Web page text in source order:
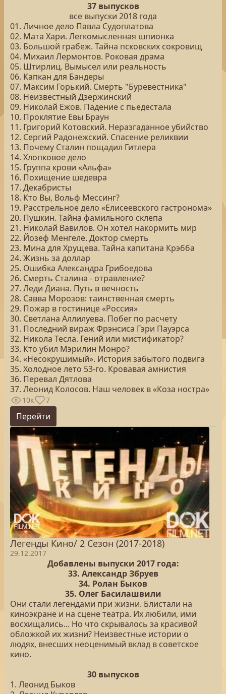
37 выпусков
все выпуски 2018 года
01. Личное дело Павла Судоплатова
02. Мата Хари. Легкомысленная шпионка
03. Большой грабеж. Тайна псковских сокровищ
04. Михаил Лермонтов. Роковая драма
05. Штирлиц. Вымысел или реальность
06. Капкан для Бандеры
07. Максим Горький. Смерть "Буревестника"
08. Неизвестный Дзержинский
09. Николай Ежов. Падение с пьедестала
10. Проклятие Евы Браун
11. Григорий Котовский. Неразгаданное убийство
12. Сергий Радонежский. Спасение реликвии
13. Почему Сталин пощадил Гитлера
14. Хлопковое дело
15. Группа крови «Альфа»
16. Похищение шедевра
17. Декабристы
18. Кто Вы, Вольф Мессинг?
19. Расстрельное дело «Елисеевского гастронома»
20. Пушкин. Тайна фамильного склепа
21. Николай Вавилов. Он хотел накормить мир
22. Йозеф Менгеле. Доктор смерть
23. Мина для Хрущева. Тайна капитана Крэбба
24. Жизнь за доллар
25. Ошибка Александра Грибоедова
26. Смерть Сталина - отравление?
27. Леди Диана. Путь в вечность
28. Савва Морозов: таинственная смерть
29. Пожар в гостинице «Россия»
30. Светлана Аллилуева. Побег по расчету
31. Последний вираж Фрэнсиса Гэри Пауэрса
32. Никола Тесла. Гений или мистификатор?
33. Кто убил Мэрилин Монро?
34. «Несокрушимый». История забытого подвига
35. Холодное лето 53-го. Кровавая амнистия
36. Перевал Дятлова
37. Леонид Колосов. Наш человек в «Коза ностра»
10к 7
Перейти
Легенды Кино/ 2 Сезон (2017-2018)
29.12.2017
Добавлены выпуски 2017 года:
33. Александр Збруев
34. Ролан Быков
35. Олег Басилашвили
Они стали легендами при жизни. Блистали на
киноэкране и на сцене театра. Их любили, ими
восхищались... Но что скрывалось за красивой
обложкой их жизни? Неизвестные истории о
людях, внесших неоценимый вклад в советское
кино.
30 выпусков
1. Леонид Быков